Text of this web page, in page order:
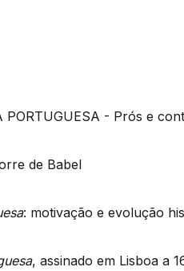
: motivação e evolução
, assinado em Lisboa a